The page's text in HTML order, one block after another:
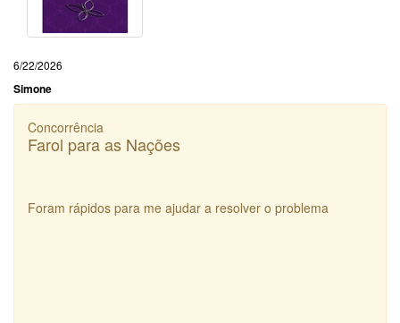
6/22/2026
Simone
Concorrência
Farol para as Nações
Foram rápidos para me ajudar a resolver o problema